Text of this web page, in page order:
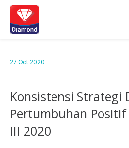
27 Oct 2020
Konsistensi Strategi
Pertumbuhan
III 2020